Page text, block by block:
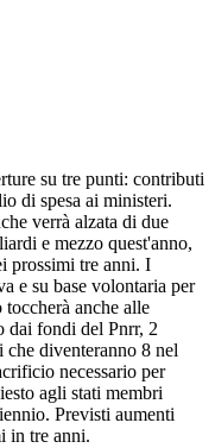
su tre punti: contributi
di spesa ai ministeri.
verrà alzata di due
e mezzo quest'anno,
prossimi tre anni. I
e su base volontaria per
anche alle
dai fondi del Pnrr, 2
diventeranno 8 nel
necessario per
agli stati membri
Previsti aumenti
in tre anni.